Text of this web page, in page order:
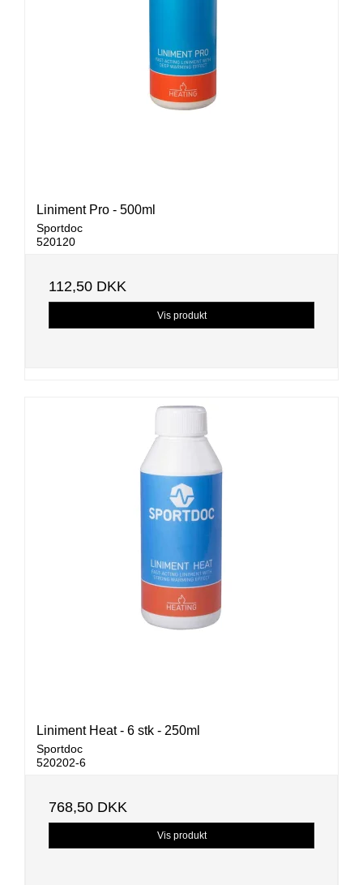
Liniment Pro - 500ml
Sportdoc
520120
112,50 DKK
Vis produkt
Liniment Heat - 6 stk - 250ml
Sportdoc
520202-6
768,50 DKK
Vis produkt